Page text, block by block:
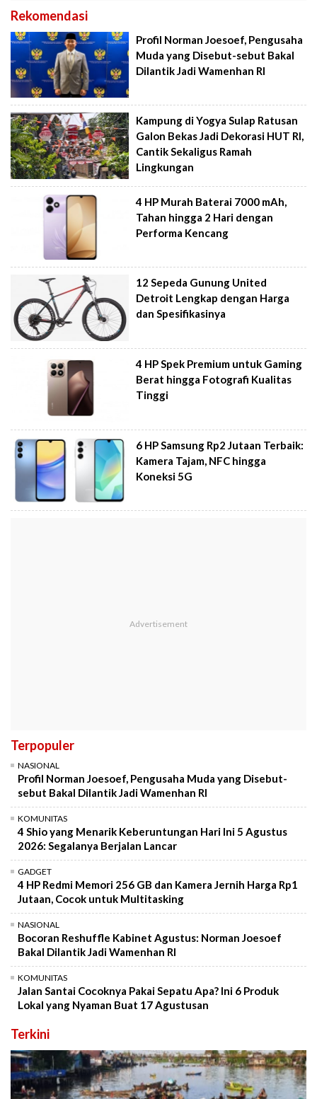
Rekomendasi
Profil Norman Joesoef, Pengusaha
Muda yang Disebut-sebut Bakal
Dilantik Jadi Wamenhan RI
Kampung di Yogya Sulap Ratusan
Galon Bekas Jadi Dekorasi HUT RI,
Cantik Sekaligus Ramah
Lingkungan
4 HP Murah Baterai 7000 mAh,
Tahan hingga 2 Hari dengan
Performa Kencang
12 Sepeda Gunung United
Detroit Lengkap dengan Harga
dan Spesifikasinya
4 HP Spek Premium untuk Gaming
Berat hingga Fotografi Kualitas
Tinggi
6 HP Samsung Rp2 Jutaan Terbaik:
Kamera Tajam, NFC hingga
Koneksi 5G
Terpopuler
NASIONAL
Profil Norman Joesoef, Pengusaha Muda yang Disebut-
sebut Bakal Dilantik Jadi Wamenhan RI
KOMUNITAS
4 Shio yang Menarik Keberuntungan Hari Ini 5 Agustus
2026: Segalanya Berjalan Lancar
GADGET
4 HP Redmi Memori 256 GB dan Kamera Jernih Harga Rp1
Jutaan, Cocok untuk Multitasking
NASIONAL
Bocoran Reshuffle Kabinet Agustus: Norman Joesoef
Bakal Dilantik Jadi Wamenhan RI
KOMUNITAS
Jalan Santai Cocoknya Pakai Sepatu Apa? Ini 6 Produk
Lokal yang Nyaman Buat 17 Agustusan
Terkini